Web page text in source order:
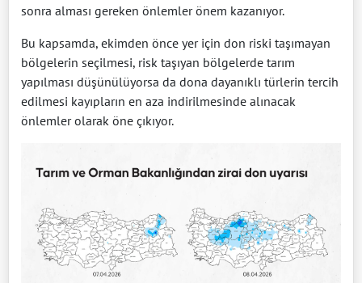
sonra alması gereken önlemler önem kazanıyor.
Bu kapsamda, ekimden önce yer için don riski taşımayan
bölgelerin seçilmesi, risk taşıyan bölgelerde tarım
yapılması düşünülüyorsa da dona dayanıklı türlerin tercih
edilmesi kayıpların en aza indirilmesinde alınacak
önlemler olarak öne çıkıyor.